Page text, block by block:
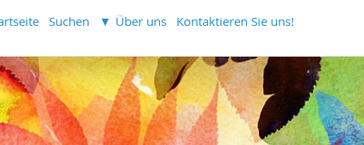
Suchen Über uns Kontaktieren Sie uns!